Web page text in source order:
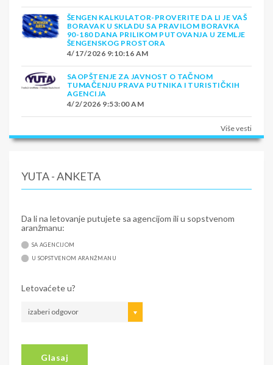
ŠENGEN KALKULATOR-PROVERITE DA LI JE VAŠ
BORAVAK U SKLADU SA PRAVILOM BORAVKA
90-180 DANA PRILIKOM PUTOVANJA U ZEMLJE
ŠENGENSKOG PROSTORA
4/17/2026 9:10:16 AM
SAOPŠTENJE ZA JAVNOST O TAČNOM
TUMAČENJU PRAVA PUTNIKA I TURISTIČKIH
AGENCIJA
4/2/2026 9:53:00 AM
Više vesti
YUTA - ANKETA
Da li na letovanje putujete sa agencijom ili u sopstvenom
aranžmanu:
SA AGENCIJOM
U SOPSTVENOM ARANŽMANU
Letovaćete u?
izaberi odgovor
Glasaj